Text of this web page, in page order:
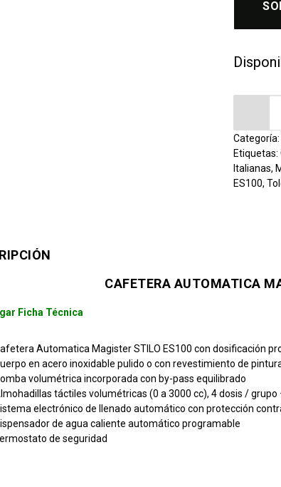
Etiquetas:
Italianas,
ES100,
CAFETERA AUTOMATICA
Ficha Técnica
Automatica Magister STILO ES100 con dosificación
en acero inoxidable pulido o con revestimiento de
volumétrica incorporada con by-pass equilibrado
táctiles volumétricas (0 a 3000 cc), 4 dosis /
electrónico de llenado automático con protección
de agua caliente automático programable
de seguridad